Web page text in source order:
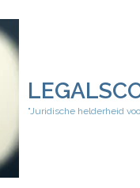
"Juridische helderheid